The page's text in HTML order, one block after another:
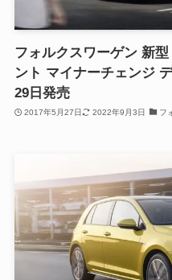
フォルクスワーゲン 新
ント マイナーチェンジ
29日発売
2017年5月27日 2022年9月3日 フ